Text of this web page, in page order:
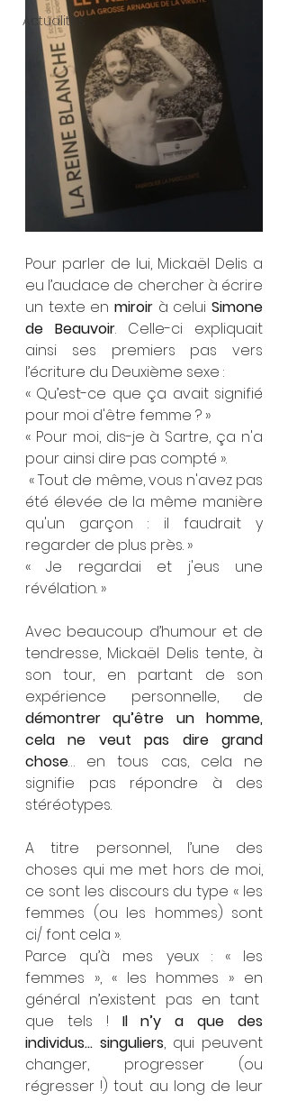
Actualités
Pour parler de lui, Mickaël Delis a
eu l’audace de chercher à écrire
un texte en miroir à celui Simone
de Beauvoir. Celle-ci expliquait
ainsi ses premiers pas vers
l’écriture du Deuxième sexe :
« Qu’est-ce que ça avait signifié
pour moi d'être femme ? »
« Pour moi, dis-je à Sartre, ça n'a
pour ainsi dire pas compté ».
été élevée de la même manière
qu'un garçon : il faudrait y
regarder de plus près. »
« Je regardai et j'eus une
révélation. »
Avec beaucoup d’humour et de
tendresse, Mickaël Delis tente, à
son tour, en partant de son
démontrer qu’être un homme,
cela ne veut pas dire grand
chose… en tous cas, cela ne
signifie pas répondre à des
stéréotypes.
A titre personnel, l’une des
choses qui me met hors de moi,
ce sont les discours du type « les
femmes (ou les hommes) sont
ci/ font cela ».
Parce qu’à mes yeux : « les
femmes », « les hommes » en
général n’existent pas en tant
que tels ! Il n’y a que des
individus… singuliers, qui peuvent
changer, progresser (ou
régresser !) tout au long de leur